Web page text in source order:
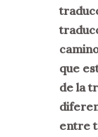
que
de la
entre